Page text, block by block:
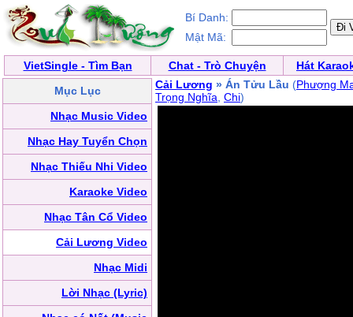
Bí Danh:
Mật Mã:
VietSingle - Tìm Bạn Chat - Trò Chuyện
Hát
Mục Lục
Nhạc Music Video
Nhạc Hay Tuyển Chọn
Nhạc Thiếu Nhi Video
Karaoke Video
Nhạc Tân Cổ Video
Cải Lương Video
Nhạc Midi
Lời Nhạc (Lyric)
Cải Lương » Án Tửu Lầu (Phượng
Trọng Nghĩa Chi)